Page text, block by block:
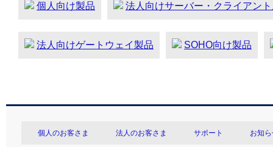
個人向け製品 法人向けサーバー・クライアン
法人向けゲートウェイ製品 SOHO向け製品
個人のお客さま 法人のお客さま サポート お知